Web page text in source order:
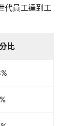
代員工達到工
比